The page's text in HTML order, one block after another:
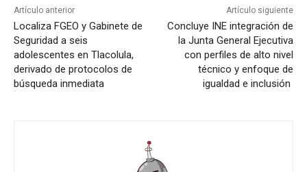
Artículo anterior
Localiza FGEO y Gabinete de
Seguridad a seis
adolescentes en Tlacolula,
derivado de protocolos de
búsqueda inmediata
Artículo siguiente
Concluye INE integración de
la Junta General Ejecutiva
con perfiles de alto nivel
técnico y enfoque de
igualdad e inclusión